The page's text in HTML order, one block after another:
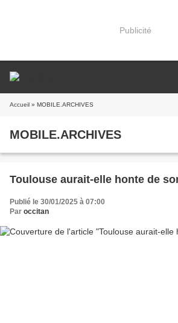
Publicité
Accueil » MOBILE.ARCHIVES
MOBILE.ARCHIVES
Toulouse aurait-elle honte de
Publié le 30/01/2025 à 07:00
Par occitan